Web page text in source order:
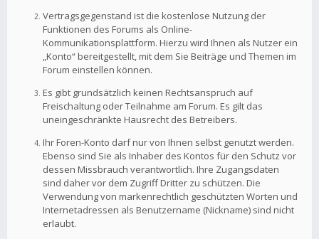
Vertragsgegenstand ist die kostenlose Nutzung der
Funktionen des Forums als Online-
Kommunikationsplattform. Hierzu wird Ihnen als Nutzer ein
„Konto“ bereitgestellt, mit dem Sie Beiträge und Themen im
Forum einstellen können.
Es gibt grundsätzlich keinen Rechtsanspruch auf
Freischaltung oder Teilnahme am Forum. Es gilt das
uneingeschränkte Hausrecht des Betreibers.
Ihr Foren-Konto darf nur von Ihnen selbst genutzt werden.
Ebenso sind Sie als Inhaber des Kontos für den Schutz vor
dessen Missbrauch verantwortlich. Ihre Zugangsdaten
sind daher vor dem Zugriff Dritter zu schützen. Die
Verwendung von markenrechtlich geschützten Worten und
Internetadressen als Benutzername (Nickname) sind nicht
erlaubt.